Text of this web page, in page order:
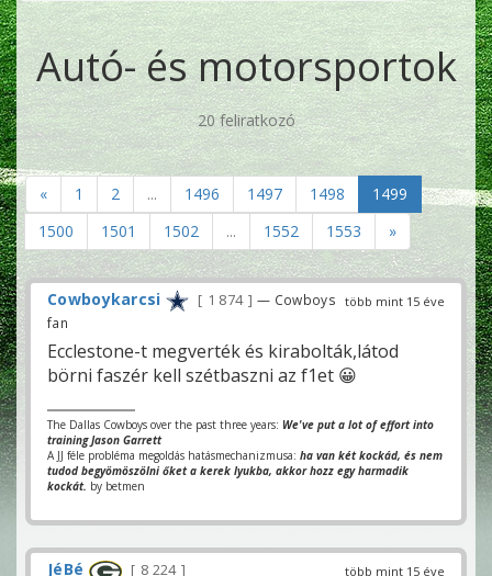
Autó- és motorsportok
20 feliratkozó
« 1 2 ... 1496 1497 1498
1499
1500
1501 1502 ... 1552 1553 »
több mint 15 éve
Cowboykarcsi 1 874
— Cowboys
fan
Ecclestone-t megverték és kirabolták,látod
börni faszér kell szétbaszni az f1et 😀
The Dallas Cowboys over the past three years: We've put a lot of effort into
training Jason Garrett
A JJ féle probléma megoldás hatásmechanizmusa: ha van két kockád, és nem
tudod begyömöszölni őket a kerek lyukba, akkor hozz egy harmadik
kockát. by betmen
több mint 15 éve
JéBé 8 224